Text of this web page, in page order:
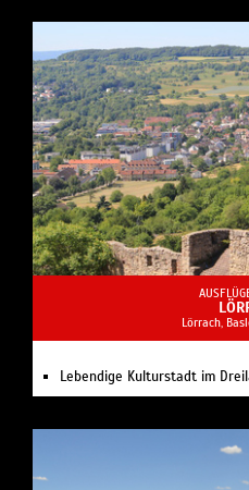
Lörrach,
Lebendige Kulturstadt im